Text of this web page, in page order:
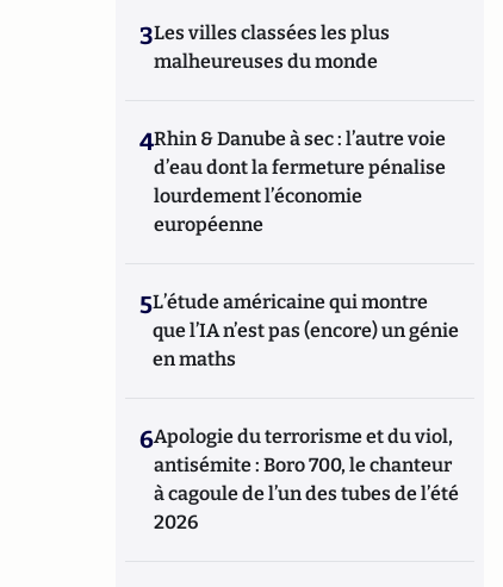
3Les villes classées les plus
malheureuses du monde
4Rhin & Danube à sec : l’autre voie
d’eau dont la fermeture pénalise
lourdement l’économie
européenne
5L’étude américaine qui montre
que l’IA n’est pas (encore) un génie
en maths
6Apologie du terrorisme et du viol,
antisémite : Boro 700, le chanteur
à cagoule de l’un des tubes de l’été
2026